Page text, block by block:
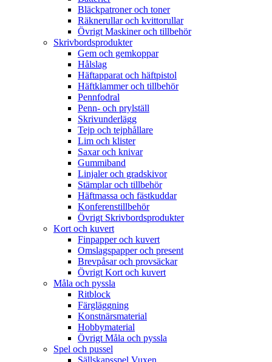
Bläckpatroner och toner
Räknerullar och kvittorullar
Övrigt Maskiner och tillbehör
Skrivbordsprodukter
Gem och gemkoppar
Hålslag
Häftapparat och häftpistol
Häftklammer och tillbehör
Pennfodral
Penn- och prylställ
Skrivunderlägg
Tejp och tejphållare
Lim och klister
Saxar och knivar
Gummiband
Linjaler och gradskivor
Stämplar och tillbehör
Häftmassa och fästkuddar
Konferenstillbehör
Övrigt Skrivbordsprodukter
Kort och kuvert
Finpapper och kuvert
Omslagspapper och present
Brevpåsar och provsäckar
Övrigt Kort och kuvert
Måla och pyssla
Ritblock
Färgläggning
Konstnärsmaterial
Hobbymaterial
Övrigt Måla och pyssla
Spel och pussel
Sällskapsspel Vuxen